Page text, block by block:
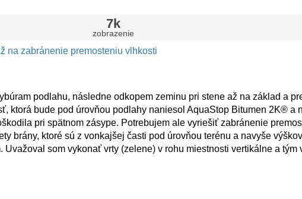
7k
zobrazenie
na zabránenie premosteniu vlhkosti
podlahu, následne odkopem zeminu pri stene až na základ a
ktorá bude pod úrovňou podlahy naniesol AquaStop Bitumen 2K® a
pri spätnom zásype. Potrebujem ale vyriešiť zabránenie
brány, ktoré sú z vonkajšej časti pod úrovňou terénu a navyše
som vykonať vrty (zelene) v rohu miestnosti vertikálne a tým